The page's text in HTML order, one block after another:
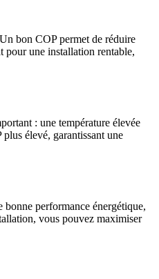
bon COP permet de réduire
pour une installation rentable,
: une température élevée
élevé, garantissant une
performance énergétique,
vous pouvez maximiser